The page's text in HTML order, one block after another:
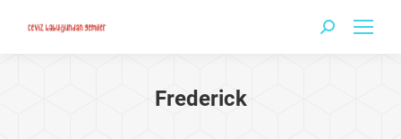
Search:
Frederick